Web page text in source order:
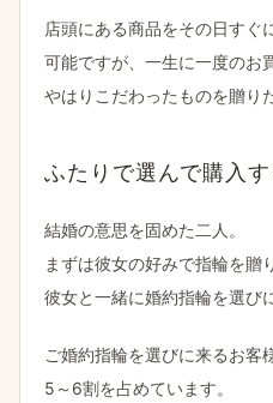
店頭に​ある​商品を​その​日すぐ
可能ですが、​一生に​一度の​お
やはりこだわった​ものを​贈り
ふたりで​選んで​購入
結婚の​意思を​固めた​二人。
まずは​彼女の​好みで​指輪を​贈
彼女と​一緒に​婚約指輪を​選び
ご婚約指輪を​選びに​来る​お客
5～6割を​占めています。